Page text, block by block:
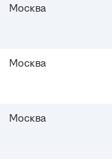
Москва
Москва
Москва